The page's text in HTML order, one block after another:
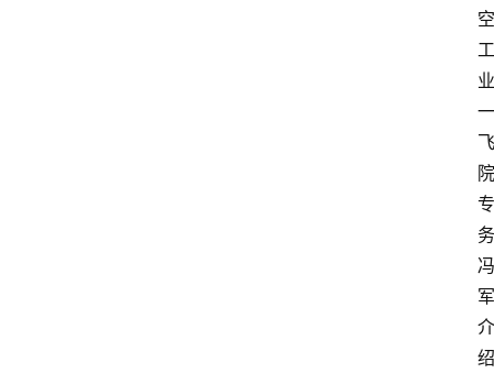
空
工
业
一
飞
院
专
务
冯
军
介
绍